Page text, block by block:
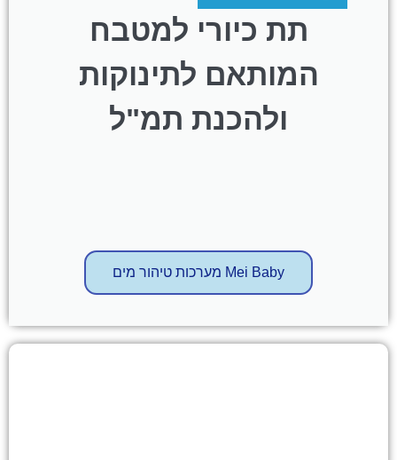
תת כיורי למטבח
המותאם לתינוקות
ולהכנת תמ"ל
Mei Baby מערכות טיהור מים